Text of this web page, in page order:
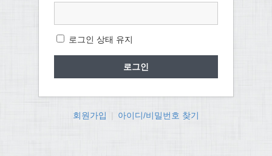
로그인 상태 유지
회원가입 아이디/비밀번호 찾기